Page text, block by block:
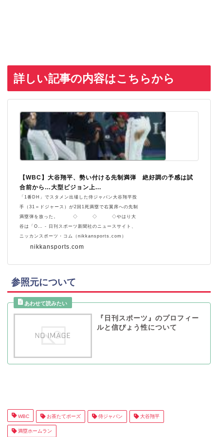
詳しい記事の内容はこちらから
nikkansports.com
【WBC】大谷翔平、勢い付ける先制満弾 絶好調の予感は試
合前から…大型ビジョン上...
「1番DH」でスタメン出場した侍ジャパン大谷翔平投
手（31＝ドジャース）が2回1死満塁で右翼席への先制
満塁弾を放った。 ◇ ◇ ◇やはり大
谷は「O… - 日刊スポーツ新聞社のニュースサイト、
ニッカンスポーツ・コム（nikkansports.com）
参照元について
『日刊スポーツ』のプロフィー
ルと信ぴょう性について
WBC お茶たてポーズ 侍ジャパン 大谷翔平
満塁ホームラン